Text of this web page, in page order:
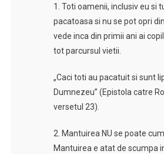
1. Toti oamenii, inclusiv eu si
pacatoasa si nu se pot opri
vede inca din primii ani ai
tot parcursul vietii.
„Caci toti au pacatuit si sunt
Dumnezeu” (Epistola catre
versetul 23).
2. Mantuirea NU se poate
Mantuirea e atat de scumpa